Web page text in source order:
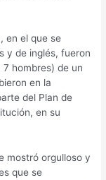
en el que se
y de inglés, fueron
hombres) de un
en la
del Plan de
en su
mostró orgulloso y
que se